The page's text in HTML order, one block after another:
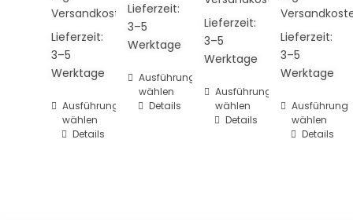
Versandkosten
Lieferzeit:
3–5
Werktage
Ausführung
wählen
Dieses
Produkt
Details
Lieferzeit:
3–5
Werktage
Ausführung
wählen
Dieses
Produkt
Details
Lieferzeit:
3–5
Werktage
Ausführung
wählen
Dieses
Produkt
Details
Lieferzeit:
3–5
Werktage
Ausführung
wählen
Dieses
Produkt
Details